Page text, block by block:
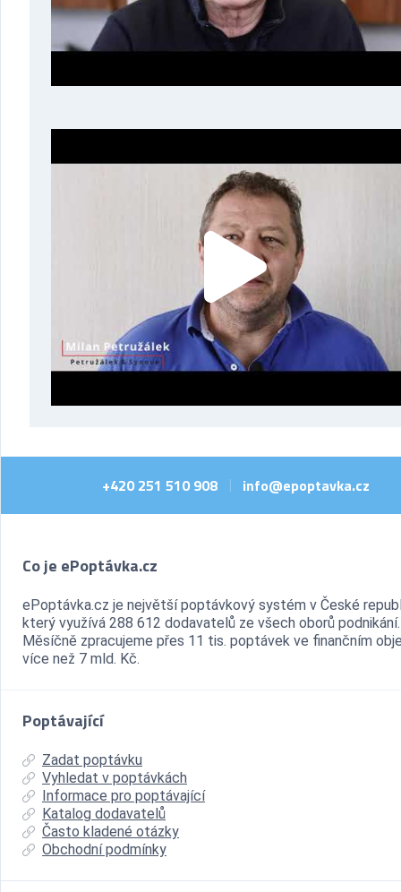
+420 251 510 908 info@epoptavka.cz
Co je ePoptávka.cz
ePoptávka.cz je největší poptávkový systém v České
který využívá 288 612 dodavatelů ze všech oborů podnikání.
Měsíčně zpracujeme přes 11 tis. poptávek ve finančním
více než 7 mld. Kč.
Poptávající
Zadat poptávku
Vyhledat v poptávkách
Informace pro poptávající
Katalog dodavatelů
Často kladené otázky
Obchodní podmínky